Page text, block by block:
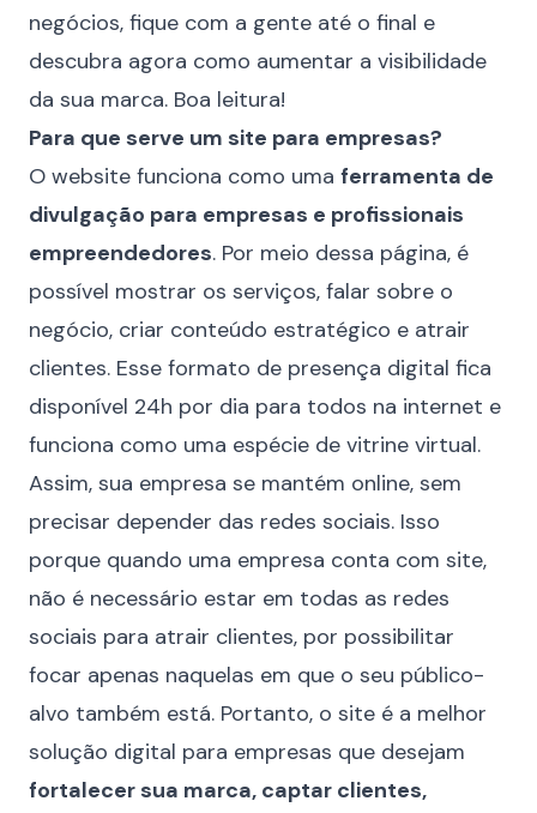
negócios, fique com a gente até o final e
descubra agora como aumentar a visibilidade
da sua marca. Boa leitura!
Para que serve um site para empresas?
O website funciona como uma ferramenta de
divulgação para empresas e profissionais
empreendedores. Por meio dessa página, é
possível mostrar os serviços, falar sobre o
negócio, criar conteúdo estratégico e atrair
clientes. Esse formato de presença digital fica
disponível 24h por dia para todos na internet e
funciona como uma espécie de vitrine virtual.
Assim, sua empresa se mantém online, sem
precisar depender das redes sociais. Isso
porque quando uma empresa conta com site,
não é necessário estar em todas as redes
sociais para atrair clientes, por possibilitar
focar apenas naquelas em que o seu público-
alvo também está. Portanto, o site é a melhor
solução digital para empresas que desejam
fortalecer sua marca, captar clientes,